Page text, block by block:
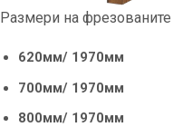
Размери на
620мм/ 1970мм
700мм/ 1970мм
800мм/ 1970мм